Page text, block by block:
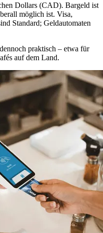
Dollars (CAD). Bargeld ist
möglich ist. Visa,
Standard; Geldautomaten
praktisch – etwa für
auf dem Land.